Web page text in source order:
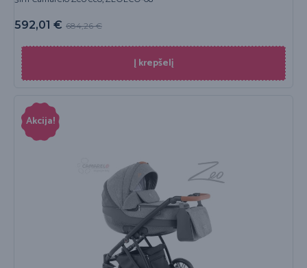
684,26€
592,01 €
Į krepšelį
Akcija!